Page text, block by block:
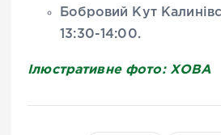
Бобровий Кут
13:30-14:00.
Ілюстративне фото: ХОВА